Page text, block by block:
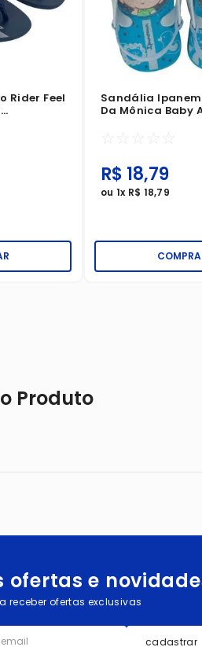
Rider Feel
Sandália
Da Mônica Baby
☆ ☆ ☆ ☆ ☆
R$ 18,79
ou 1x R$ 18,79
Produto
e
receber ofertas exclusivas
cadastrar